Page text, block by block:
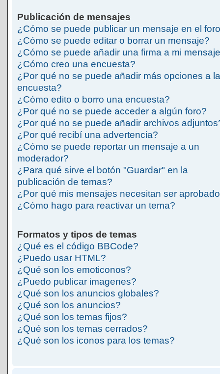
Publicación de mensajes
¿Cómo se puede publicar un mensaje en el
¿Cómo se puede editar o borrar un mensaje?
¿Cómo se puede añadir una firma a mi
¿Cómo creo una encuesta?
¿Por qué no se puede añadir más opciones a la
encuesta?
¿Cómo edito o borro una encuesta?
¿Por qué no se puede acceder a algún foro?
¿Por qué no se puede añadir archivos
¿Por qué recibí una advertencia?
¿Cómo se puede reportar un mensaje a un
moderador?
¿Para qué sirve el botón "Guardar" en la
publicación de temas?
¿Por qué mis mensajes necesitan ser
¿Cómo hago para reactivar un tema?
Formatos y tipos de temas
¿Qué es el código BBCode?
¿Puedo usar HTML?
¿Qué son los emoticonos?
¿Puedo publicar imagenes?
¿Qué son los anuncios globales?
¿Qué son los anuncios?
¿Qué son los temas fijos?
¿Qué son los temas cerrados?
¿Qué son los iconos para los temas?